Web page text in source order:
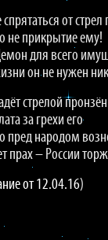
от
не прикрытие ему!
для всего
он не нужен
стрелой
за грехи его
пред народом
прах – России
от 12.04.16)